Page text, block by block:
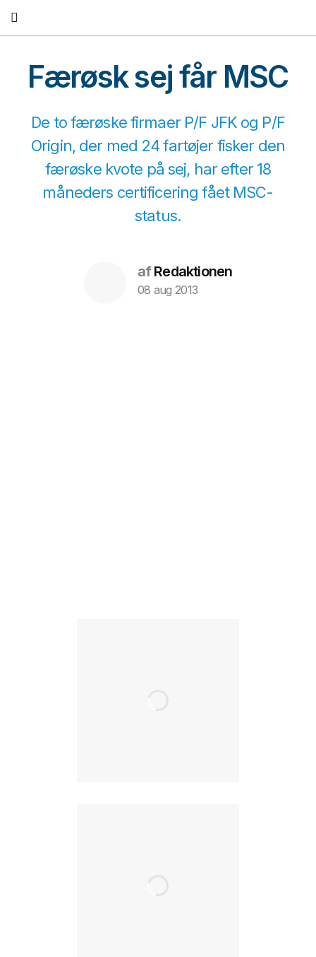
Færøsk sej får MSC
De to færøske firmaer P/F JFK og P/F
Origin, der med 24 fartøjer fisker den
færøske kvote på sej, har efter 18
måneders certificering fået MSC-
status.
afRedaktionen
08 aug 2013